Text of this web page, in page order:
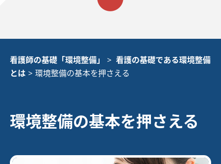
看護師の基礎「環境整備」 > 看護の基礎である環境整備
とは > 環境整備の基本を押さえる
環境整備の基本を押さえる